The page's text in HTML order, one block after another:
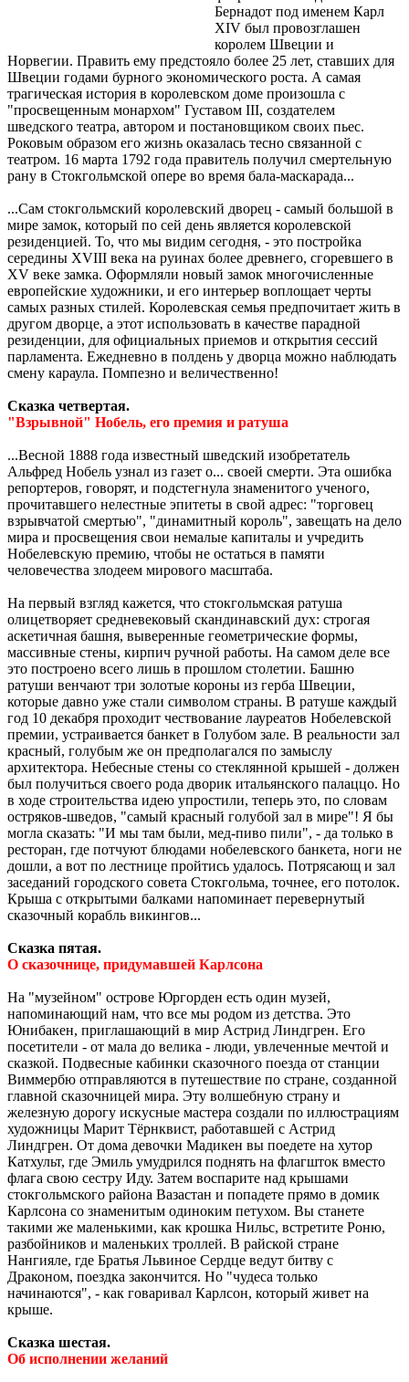
Бернадот под именем Карл
XIV был провозглашен
королем Швеции и
Норвегии. Править ему предстояло более 25 лет, ставших для
Швеции годами бурного экономического роста. А самая
трагическая история в королевском доме произошла с
"просвещенным монархом" Густавом III, создателем
шведского театра, автором и постановщиком своих пьес.
Роковым образом его жизнь оказалась тесно связанной с
театром. 16 марта 1792 года правитель получил смертельную
рану в Стокгольмской опере во время бала-маскарада...
...Сам стокгольмский королевский дворец - самый большой в
мире замок, который по cей день является королевской
резиденцией. То, что мы видим сегодня, - это постройка
середины XVIII века на руинах более древнего, сгоревшего в
XV веке замка. Оформляли новый замок многочисленные
европейские художники, и его интерьер воплощает черты
самых разных стилей. Королевская семья предпочитает жить в
другом дворце, а этот использовать в качестве парадной
резиденции, для официальных приемов и открытия сессий
парламента. Ежедневно в полдень у дворца можно наблюдать
смену караула. Помпезно и величественно!
Сказка четвертая.
"Взрывной" Нобель, его премия и ратуша
...Весной 1888 года известный шведский изобретатель
Альфред Нобель узнал из газет о... своей смерти. Эта ошибка
репортеров, говорят, и подстегнула знаменитого ученого,
прочитавшего нелестные эпитеты в свой адрес: "торговец
взрывчатой смертью", "динамитный король", завещать на дело
мира и просвещения свои немалые капиталы и учредить
Нобелевскую премию, чтобы не остаться в памяти
человечества злодеем мирового масштаба.
На первый взгляд кажется, что стокгольмская ратуша
олицетворяет средневековый скандинавский дух: строгая
аскетичная башня, выверенные геометрические формы,
массивные стены, кирпич ручной работы. На самом деле все
это построено всего лишь в прошлом столетии. Башню
ратуши венчают три золотые короны из герба Швеции,
которые давно уже стали символом страны. В ратуше каждый
год 10 декабря проходит чествование лауреатов Нобелевской
премии, устраивается банкет в Голубом зале. В реальности зал
красный, голубым же он предполагался по замыслу
архитектора. Небесные стены со стеклянной крышей - должен
был получиться своего рода дворик итальянского палаццо. Но
в ходе строительства идею упростили, теперь это, по словам
остряков-шведов, "самый красный голубой зал в мире"! Я бы
могла сказать: "И мы там были, мед-пиво пили", - да только в
ресторан, где потчуют блюдами нобелевского банкета, ноги не
дошли, а вот по лестнице пройтись удалось. Потрясающ и зал
заседаний городского совета Стокгольма, точнее, его потолок.
Крыша с открытыми балками напоминает перевернутый
сказочный корабль викингов...
Сказка пятая.
О сказочнице, придумавшей Карлсона
На "музейном" острове Юргорден есть один музей,
напоминающий нам, что все мы родом из детства. Это
Юнибакен, приглашающий в мир Астрид Линдгрен. Его
посетители - от мала до велика - люди, увлеченные мечтой и
сказкой. Подвесные кабинки сказочного поезда от станции
Виммербю отправляются в путешествие по стране, созданной
главной сказочницей мира. Эту волшебную страну и
железную дорогу искусные мастера создали по иллюстрациям
художницы Марит Тёрнквист, работавшей с Астрид
Линдгрен. От дома девочки Мадикен вы поедете на хутор
Катхульт, где Эмиль умудрился поднять на флагшток вместо
флага свою сестру Иду. Затем воспарите над крышами
стокгольмского района Вазастан и попадете прямо в домик
Карлсона со знаменитым одиноким петухом. Вы станете
такими же маленькими, как крошка Нильс, встретите Роню,
разбойников и маленьких троллей. В райской стране
Нангияле, где Братья Львиное Сердце ведут битву с
Драконом, поездка закончится. Но "чудеса только
начинаются", - как говаривал Карлсон, который живет на
крыше.
Сказка шестая.
Об исполнении желаний